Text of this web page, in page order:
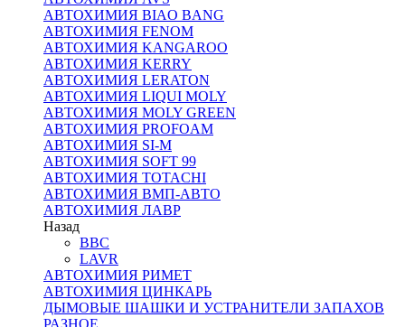
АВТОХИМИЯ BIAO BANG
АВТОХИМИЯ FENOM
АВТОХИМИЯ KANGAROO
АВТОХИМИЯ KERRY
АВТОХИМИЯ LERATON
АВТОХИМИЯ LIQUI MOLY
АВТОХИМИЯ MOLY GREEN
АВТОХИМИЯ PROFOAM
АВТОХИМИЯ SI-M
АВТОХИМИЯ SOFT 99
АВТОХИМИЯ TOTACHI
АВТОХИМИЯ ВМП-АВТО
АВТОХИМИЯ ЛАВР
Назад
BBC
LAVR
АВТОХИМИЯ РИМЕТ
АВТОХИМИЯ ЦИНКАРЬ
ДЫМОВЫЕ ШАШКИ И УСТРАНИТЕЛИ ЗАПАХОВ
РАЗНОЕ